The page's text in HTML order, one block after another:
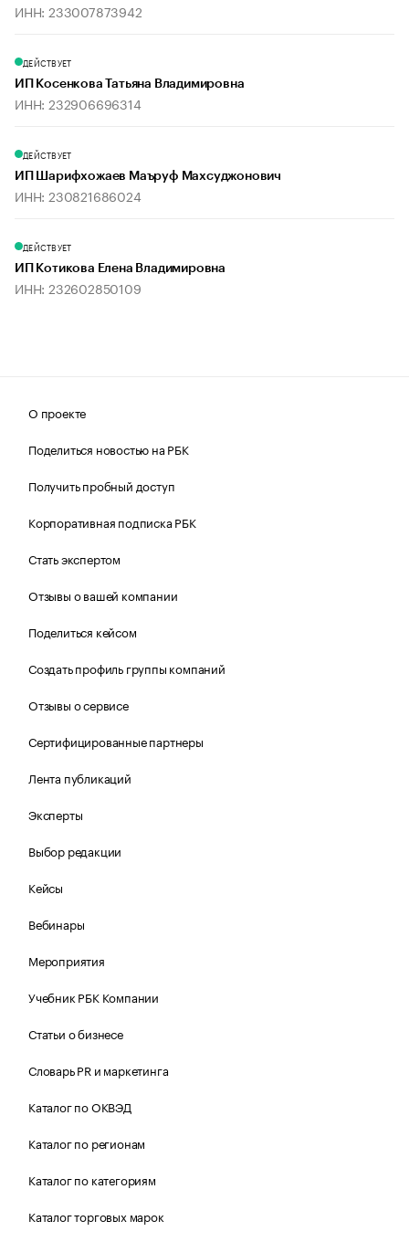
ИНН: 233007873942
ДЕЙСТВУЕТ
ИП Косенкова Татьяна Владимировна
ИНН: 232906696314
ДЕЙСТВУЕТ
ИП Шарифхожаев Маъруф Махсуджонович
ИНН: 230821686024
ДЕЙСТВУЕТ
ИП Котикова Елена Владимировна
ИНН: 232602850109
О проекте
Поделиться новостью на РБК
Получить пробный доступ
Корпоративная подписка РБК
Стать экспертом
Отзывы о вашей компании
Поделиться кейсом
Создать профиль группы компаний
Отзывы о сервисе
Сертифицированные партнеры
Лента публикаций
Эксперты
Выбор редакции
Кейсы
Вебинары
Мероприятия
Учебник РБК Компании
Статьи о бизнесе
Словарь PR и маркетинга
Каталог по ОКВЭД
Каталог по регионам
Каталог по категориям
Каталог торговых марок